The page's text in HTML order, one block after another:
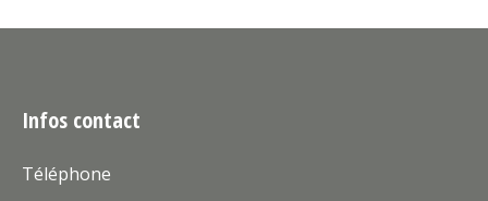
Infos contact
Téléphone